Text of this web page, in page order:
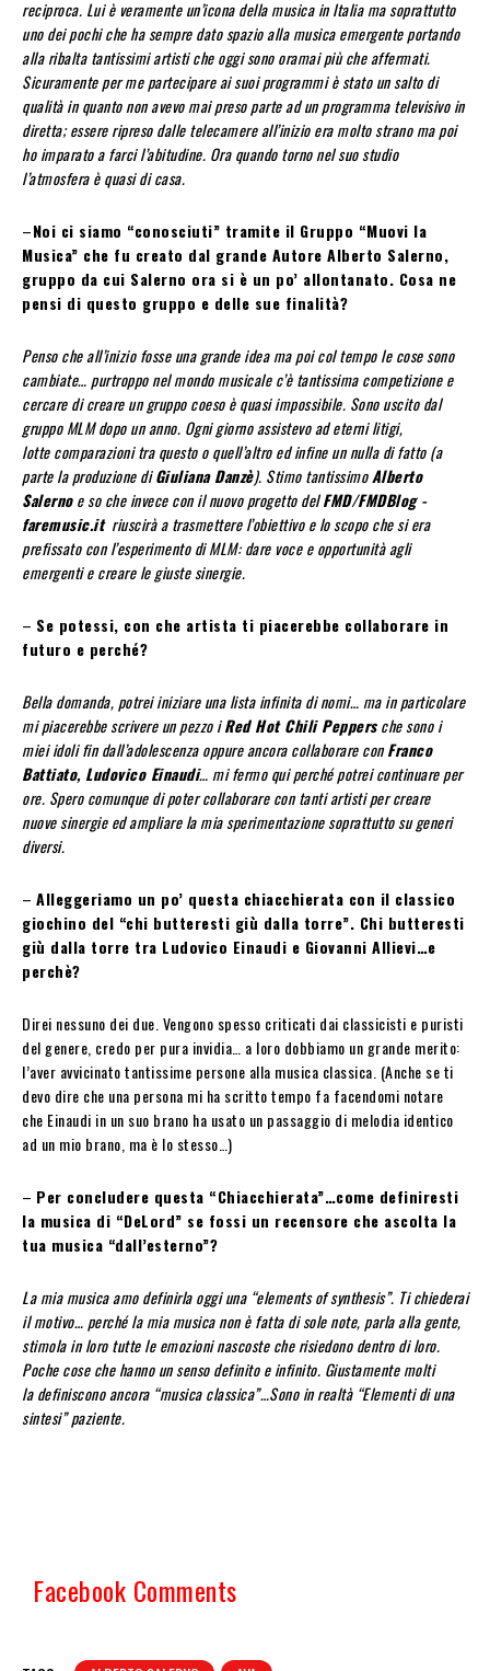
reciproca. Lui è veramente un’icona della musica in Italia ma soprattutto
uno dei pochi che ha sempre dato spazio alla musica emergente portando
alla ribalta tantissimi artisti che oggi sono oramai più che affermati.
Sicuramente per me partecipare ai suoi programmi è stato un salto di
qualità in quanto non avevo mai preso parte ad un programma televisivo in
diretta; essere ripreso dalle telecamere all’inizio era molto strano ma poi
ho imparato a farci l’abitudine. Ora quando torno nel suo studio
l’atmosfera è quasi di casa.
–Noi ci siamo “conosciuti” tramite il Gruppo “Muovi la
Musica” che fu creato dal grande Autore Alberto Salerno,
gruppo da cui Salerno ora si è un po’ allontanato. Cosa ne
pensi di questo gruppo e delle sue finalità?
Penso che all’inizio fosse una grande idea ma poi col tempo le cose sono
cambiate… purtroppo nel mondo musicale c’è tantissima competizione e
cercare di creare un gruppo coeso è quasi impossibile. Sono uscito dal
gruppo MLM dopo un anno. Ogni giorno assistevo ad eterni litigi,
lotte comparazioni tra questo o quell’altro ed infine un nulla di fatto (a
parte la produzione diGiuliana Danzè). Stimo tantissimoAlberto
Salernoe so che invece con il nuovo progetto delFMD/FMDBlog -
faremusic.itriuscirà a trasmettere l’obiettivo e lo scopo che si era
prefissato con l’esperimento di MLM: dare voce e opportunità agli
emergenti e creare le giuste sinergie.
– Se potessi, con che artista ti piacerebbe collaborare in
futuro e perché?
Bella domanda, potrei iniziare una lista infinita di nomi… ma in particolare
mi piacerebbe scrivere un pezzo iRed Hot Chili Peppersche sono i
miei idoli fin dall’adolescenza oppure ancora collaborare conFranco
Battiato, Ludovico Einaudi… mi fermo qui perché potrei continuare per
ore. Spero comunque di poter collaborare con tanti artisti per creare
nuove sinergie ed ampliare la mia sperimentazione soprattutto su generi
diversi.
– Alleggeriamo un po’ questa chiacchierata con il classico
giochino del “chi butteresti giù dalla torre”. Chi butteresti
giù dalla torre tra Ludovico Einaudi e Giovanni Allievi…e
perchè?
Direi nessuno dei due. Vengono spesso criticati dai classicisti e puristi
del genere, credo per pura invidia… a loro dobbiamo un grande merito:
l’aver avvicinato tantissime persone alla musica classica. (Anche se ti
devo dire che una persona mi ha scritto tempo fa facendomi notare
che Einaudi in un suo brano ha usato un passaggio di melodia identico
ad un mio brano, ma è lo stesso…)
– Per concludere questa “Chiacchierata”…come definiresti
la musica di “DeLord” se fossi un recensore che ascolta la
tua musica “dall’esterno”?
La mia musica amo definirla oggi una “elements of synthesis”. Ti chiederai
il motivo… perché la mia musica non è fatta di sole note, parla alla gente,
stimola in loro tutte le emozioni nascoste che risiedono dentro di loro.
Poche cose che hanno un senso definito e infinito. Giustamente molti
la definiscono ancora “musica classica”…Sono in realtà “Elementi di una
sintesi” paziente.
Facebook Comments